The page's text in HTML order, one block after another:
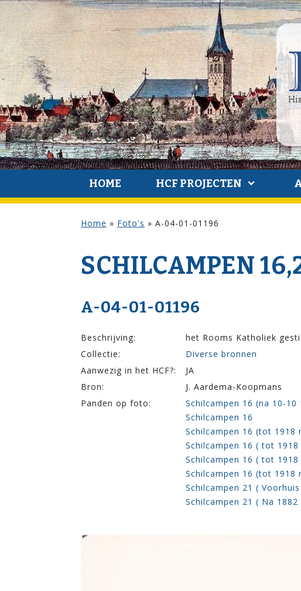
HOME HCF PROJECTEN
Home » Foto's » A-04-01-01196
SCHILCAMPEN
A-04-01-01196
Beschrijving:
het Rooms Katholiek
Collectie:
Diverse bronnen
Aanwezig in het HCF?:
JA
Bron:
J. Aardema-Koopmans
Panden op foto:
Schilcampen 16 (na 10-
Schilcampen 16
Schilcampen 16 (tot 1918
Schilcampen 16 ( tot
Schilcampen 16 ( tot
Schilcampen 16 (tot 1918
Schilcampen 21 (
Schilcampen 21 ( Na